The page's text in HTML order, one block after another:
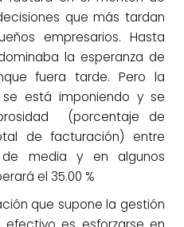
que más tardan
empresarios. Hasta
la esperanza de
fuera tarde. Pero la
está imponiendo y se
(porcentaje de
de facturación) entre
media y en algunos
el 35.00 %
que supone la gestión